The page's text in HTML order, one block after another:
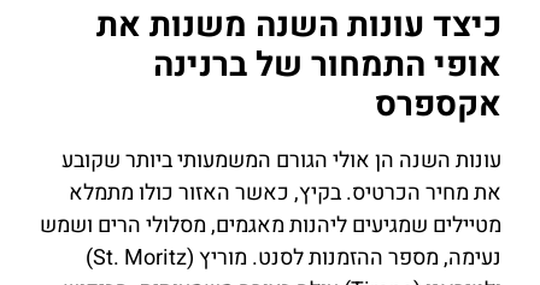
כיצד עונות השנה משנות את
אופי התמחור של ברנינה
אקספרס
עונות השנה הן אולי הגורם המשמעותי ביותר שקובע
את מחיר הכרטיס. בקיץ, כאשר האזור כולו מתמלא
מטיילים שמגיעים ליהנות מאגמים, מסלולי הרים ושמש
נעימה, מספר ההזמנות לסנט. מוריץ (St. Moritz)